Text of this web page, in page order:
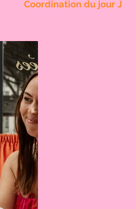
Coordination du jour J